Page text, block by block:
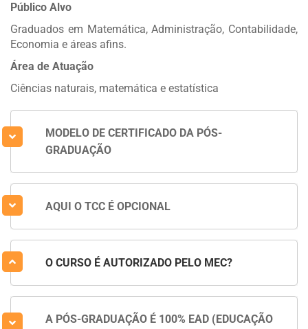
Público Alvo
Graduados em Matemática, Administração, Contabilidade,
Economia e áreas afins.
Área de Atuação
Ciências naturais, matemática e estatística
MODELO DE CERTIFICADO DA PÓS-
GRADUAÇÃO
AQUI O TCC É OPCIONAL
O CURSO É AUTORIZADO PELO MEC?
A PÓS-GRADUAÇÃO É 100% EAD (EDUCAÇÃO